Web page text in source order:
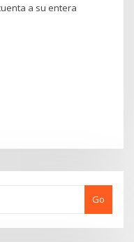
a su entera
Go